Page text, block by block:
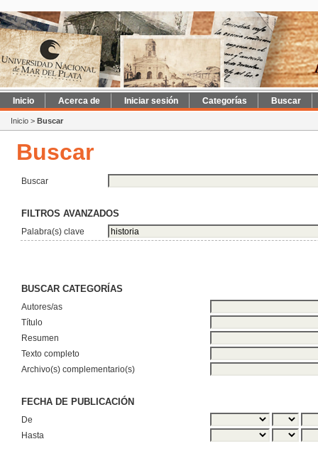
Inicio Acerca de Iniciar sesión Categorías Buscar
Inicio > Buscar
Buscar
Buscar
FILTROS AVANZADOS
Palabra(s) clave
BUSCAR CATEGORÍAS
Autores/as
Título
Resumen
Texto completo
Archivo(s) complementario(s)
FECHA DE PUBLICACIÓN
De
Hasta